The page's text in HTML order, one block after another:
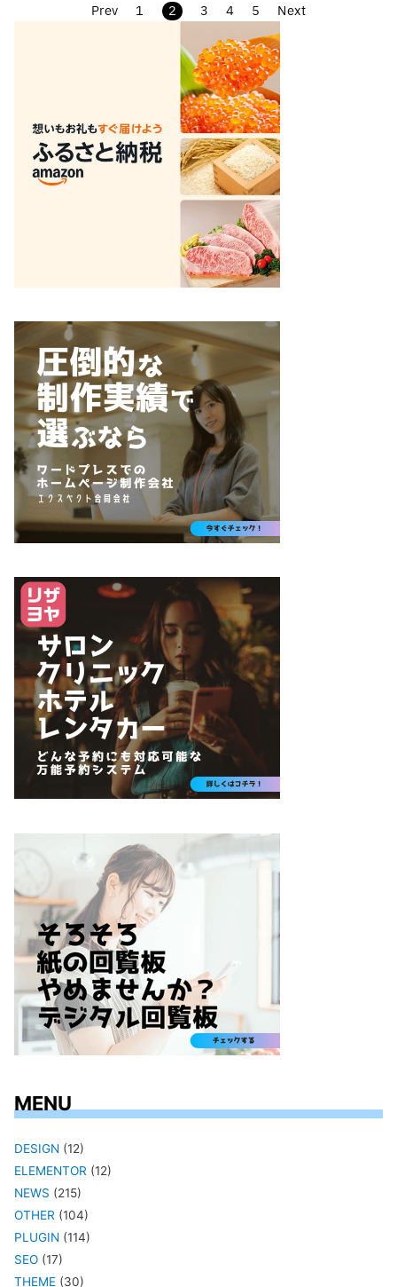
Prev 1 2 3 4 5 Next
MENU
DESIGN (12)
ELEMENTOR (12)
NEWS (215)
OTHER (104)
PLUGIN (114)
SEO (17)
THEME (30)